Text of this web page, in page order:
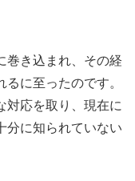
巻き込まれ、その経
に至ったのです。
対応を取り、現在に
分に知られていない